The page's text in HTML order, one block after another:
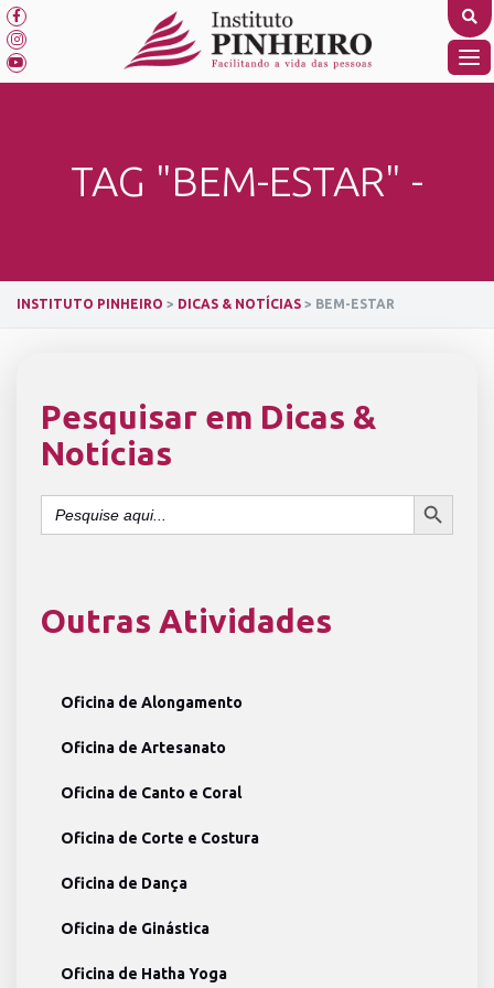
Skip
to
content
TAG "BEM-ESTAR" -
INSTITUTO PINHEIRO > DICAS & NOTÍCIAS > BEM-ESTAR
Pesquisar em Dicas &
Notícias
Search
for:
SEARCH BUTTON
Outras Atividades
Oficina de Alongamento
Oficina de Artesanato
Oficina de Canto e Coral
Oficina de Corte e Costura
Oficina de Dança
Oficina de Ginástica
Oficina de Hatha Yoga